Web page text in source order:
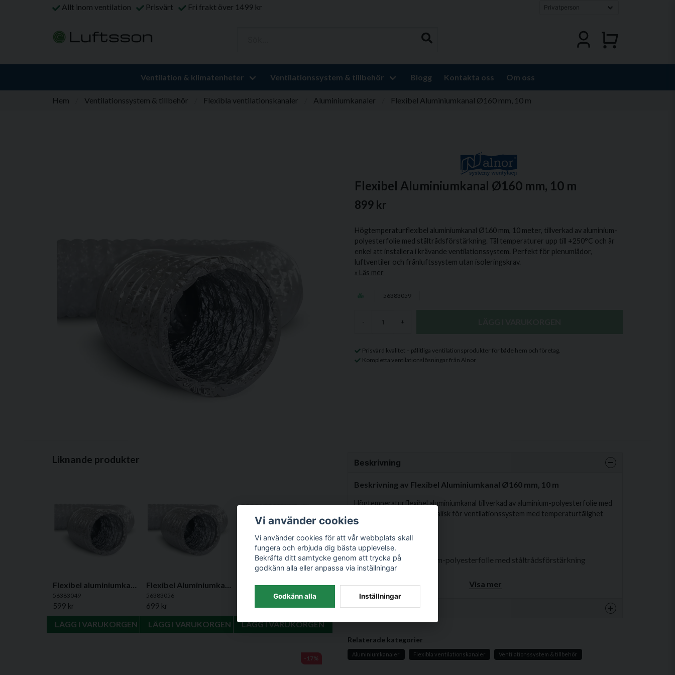
Allt inom ventilation Prisvärt Fri frakt över 1499 kr
Ventilation & klimatenheter Ventilationssystem & tillbehör Blogg Kontakta oss Om oss
Hem Ventilationssystem & tillbehör Flexibla ventilationskanaler Aluminiumkanaler Flexibel Aluminiumkanal Ø160 mm, 10 m
Flexibel Aluminiumkanal Ø160 mm, 10 m
899 kr
Högtemperaturflexibel aluminiumkanal Ø160 mm, 10 meter, tillverkad av aluminium-
polyesterfolie med ståltrådsförstärkning. Tål temperaturer upp till +250°C och är
enkel att installera i krävande ventilationssystem. Perfekt för plenumlådor,
luftventiler och frånluftssystem utan isoleringskrav.
Läs mer
56383059
- +
Prisvärd kvalitet – pålitliga ventilationsprodukter för både hem och företag.
Kompletta ventilationslösningar från Alnor
Liknande produkter
Flexibel aluminiumkanal Ø80 mm, 10 m
56383049
599 kr
LÄGG I VARUKORGEN
Flexibel Aluminiumkanal Ø100 mm, 10 m
56383056
699 kr
LÄGG I VARUKORGEN
Flexibel Aluminiumkanal Ø125 mm, 10 m
799 kr
LÄGG I VARUKORGEN
-17%
Beskrivning
Beskrivning av Flexibel Aluminiumkanal Ø160 mm, 10 m
Högtemperaturflexibel aluminiumkanal tillverkad av aluminium-polyesterfolie med
ståltrådsförstärkning. Idealisk för ventilationssystem med temperaturtålighet
upp till +250°C.
Specifikationer
Material:
Aluminium-polyesterfolie med ståltrådsförstärkning
Diameter:
Längd:10 meter (komprimerad till 800 mm för förpackning)
Temperaturtålighet:
Fördelar
Lätt och flexibel design för enkel installation.
Visa mer
Ställ en produktfråga
Fråga oss något om denna produkten...
Relaterade kategorier
Aluminiumkanaler Flexibla ventilationskanaler Ventilationssystem & tillbehör
Vi använder cookies
Vi använder cookies för att vår webbplats skall
fungera och erbjuda dig bästa upplevelse.
Bekräfta ditt samtycke genom att trycka på
godkänn alla eller anpassa via inställningar
Godkänn alla Inställningar